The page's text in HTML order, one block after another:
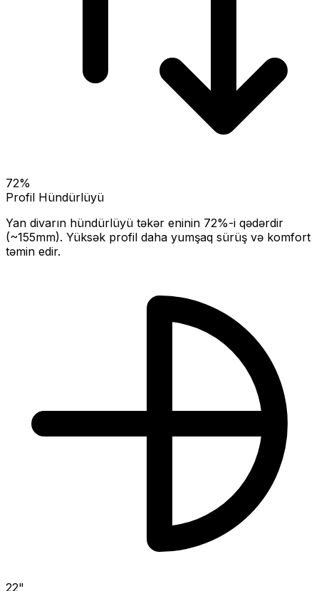
72%
Profil Hündürlüyü
Yan divarın hündürlüyü təkər eninin 72%-i qədərdir
(~155mm). Yüksək profil daha yumşaq sürüş və komfort
təmin edir.
22"